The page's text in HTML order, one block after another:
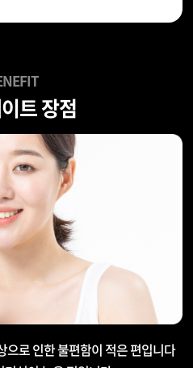
트 장점
으로 인한 불편함이 적은 편입니다